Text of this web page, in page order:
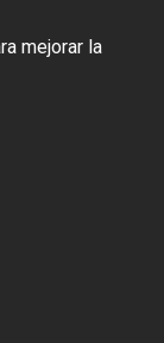
mejorar la